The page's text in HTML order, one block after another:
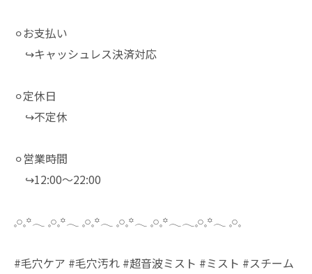
⚪︎お支払い
↪︎キャッシュレス決済対応
⚪︎定休日
↪︎不定休
⚪︎営業時間
↪︎12:00～22:00
𓈒𓏸𓈒꙳𓂃 𓈒𓏸𓈒꙳𓂃 𓈒𓏸𓈒꙳𓂃 𓈒𓏸𓈒꙳𓂃 𓈒𓏸𓈒꙳𓂃𓂃𓈒𓏸𓈒꙳𓂃 𓈒𓏸𓈒
#毛穴ケア #毛穴汚れ #超音波ミスト #ミスト #スチーム